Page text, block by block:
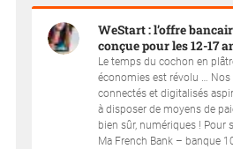
WeStart : l’offre
conçue pour les 12-17
Le temps du cochon en
économies est révolu … Nos
connectés et digitalisés
à disposer de moyens de
bien sûr, numériques ! Pour
Ma French Bank – banque